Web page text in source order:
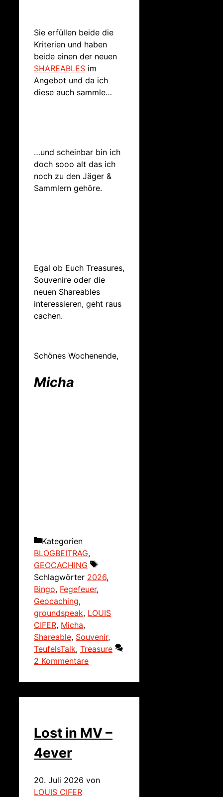
Sie erfüllen beide die
Kriterien und haben
beide einen der neuen
SHAREABLES im
Angebot und da ich
diese auch sammle…
…und scheinbar bin ich
doch sooo alt das ich
noch zu den Jäger &
Sammlern gehöre.
Egal ob Euch Treasures,
Souvenire oder die
neuen Shareables
interessieren, geht raus
cachen.
Schönes Wochenende,
Micha
Kategorien
BLOGBEITRAG,
GEOCACHING
Schlagwörter 2026,
Bingo, Fegefeuer,
Geocaching,
groundspeak, LOUIS
CIFER, Micha,
Shareable, Souvenir,
TeufelsTalk, Treasure
2 Kommentare
Lost in MV –
4ever
20. Juli 2026 von
LOUIS CIFER